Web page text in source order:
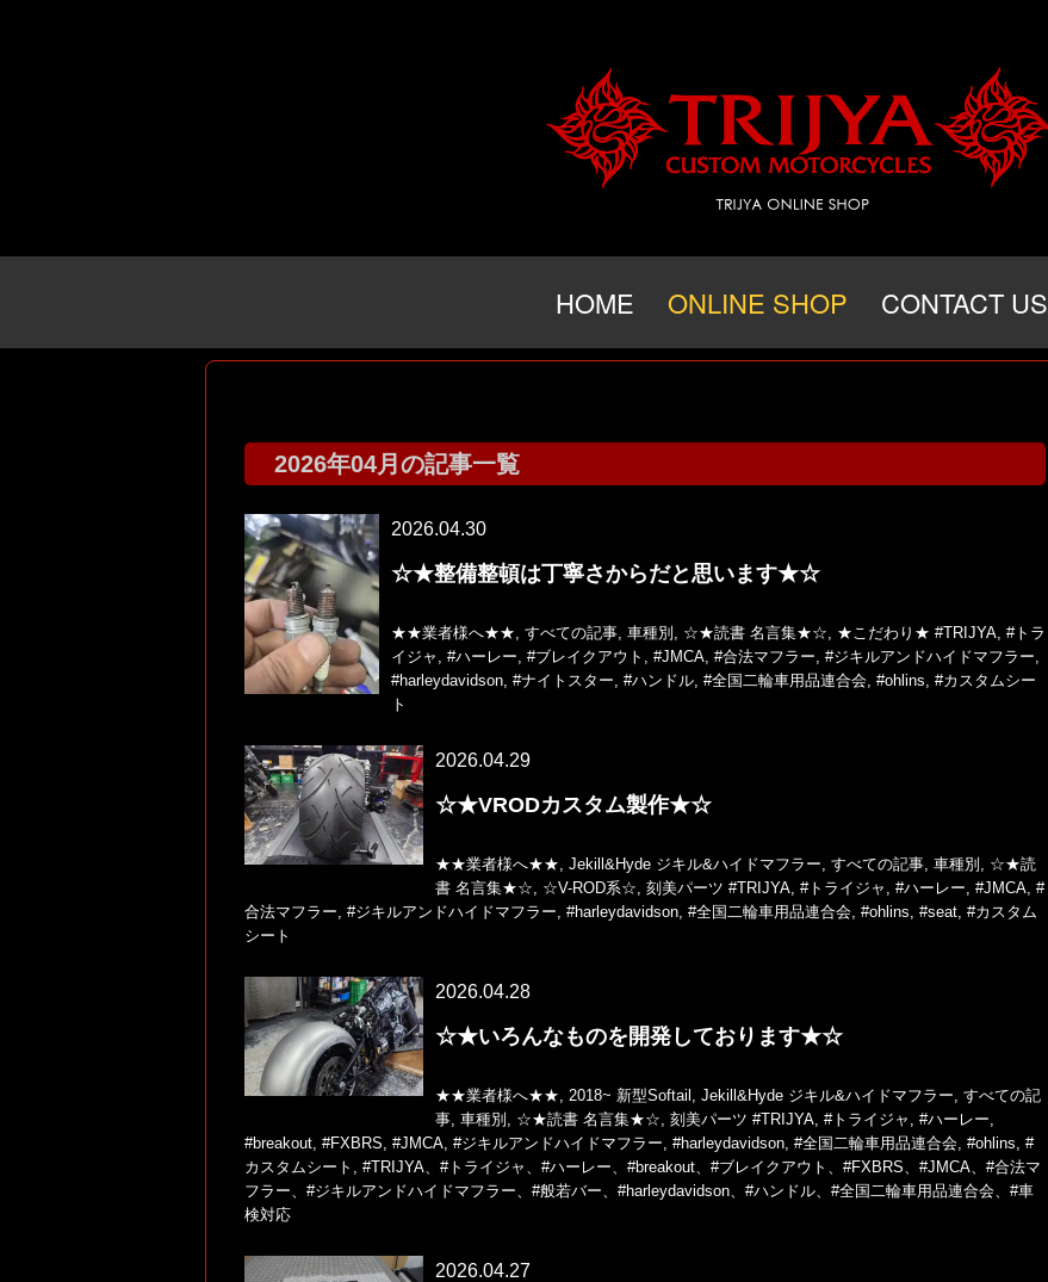
HOME ONLINE SHOP CONTACT US
2026年04月の記事一覧
2026.04.30
☆★整備整頓は丁寧さからだと思います★☆
★★業者様へ★★, すべての記事, 車種別 , ☆★読書 名言集★☆, ★こだわり★ #TRIJYA, #トラ
イジャ , #ハーレー, #ブレイクアウト , #JMCA, #合法マフラー, #ジキルアンドハイドマフラー,
#harleydavidson, #ナイトスター, #ハンドル, #全国二輪車用品連合会, #ohlins, #カスタムシー
ト
2026.04.29
☆★VRODカスタム製作★☆
★★業者様へ★★, Jekill&Hyde ジキル&ハイドマフラー, すべての記事, 車種別 , ☆★読
書 名言集★☆, ☆V-ROD系☆, 刻美パーツ #TRIJYA, #トライジャ , #ハーレー, #JMCA, #
合法マフラー, #ジキルアンドハイドマフラー, #harleydavidson, #全国二輪車用品連合会, #ohlins, #seat, #カスタム
シート
2026.04.28
☆★いろんなものを開発しております★☆
★★業者様へ★★, 2018~ 新型Softail , Jekill&Hyde ジキル&ハイドマフラー, すべての記
事, 車種別 , ☆★読書 名言集★☆, 刻美パーツ #TRIJYA, #トライジャ , #ハーレー,
#breakout, #FXBRS, #JMCA, #ジキルアンドハイドマフラー, #harleydavidson, #全国二輪車用品連合会, #ohlins, #
カスタムシート , #TRIJYA、#トライジャ、#ハーレー、#breakout、#ブレイクアウト、#FXBRS、#JMCA、#合法マ
フラー、#ジキルアンドハイドマフラー、#般若バー、#harleydavidson、#ハンドル、#全国二輪車用品連合会、#車
検対応
2026.04.27